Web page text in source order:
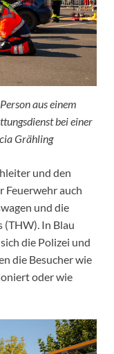
aus einem
bei einer
Grähling
und den
Feuerwehr auch
und die
(THW). In Blau
die Polizei und
die Besucher wie
oder wie